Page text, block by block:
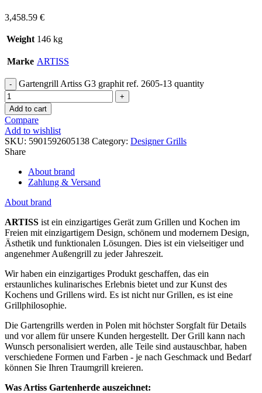
3,458.59 €
Weight 146 kg
Marke ARTISS
Gartengrill Artiss G3 graphit ref. 2605-13 quantity
Add to cart
Compare
Add to wishlist
SKU: 5901592605138 Category: Designer Grills
Share
About brand
Zahlung & Versand
About brand
ARTISS ist ein einzigartiges Gerät zum Grillen und Kochen im
Freien mit einzigartigem Design, schönem und modernem Design,
Ästhetik und funktionalen Lösungen. Dies ist ein vielseitiger und
angenehmer Außengrill zu jeder Jahreszeit.
Wir haben ein einzigartiges Produkt geschaffen, das ein
erstaunliches kulinarisches Erlebnis bietet und zur Kunst des
Kochens und Grillens wird. Es ist nicht nur Grillen, es ist eine
Grillphilosophie.
Die Gartengrills werden in Polen mit höchster Sorgfalt für Details
und vor allem für unsere Kunden hergestellt. Der Grill kann nach
Wunsch personalisiert werden, alle Teile sind austauschbar, haben
verschiedene Formen und Farben - je nach Geschmack und Bedarf
können Sie Ihren Traumgrill kreieren.
Was Artiss Gartenherde auszeichnet: